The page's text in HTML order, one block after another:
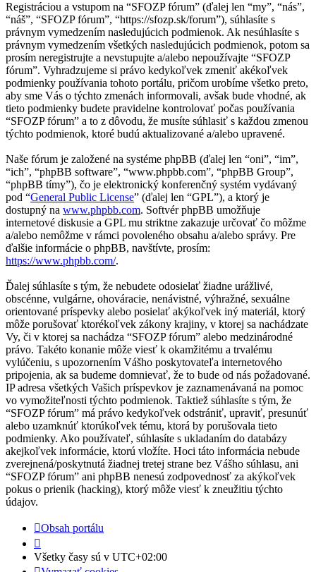
Registráciou a vstupom na “SFOZP fórum” (ďalej len “my”, “nás”,
“náš”, “SFOZP fórum”, “https://sfozp.sk/forum”), súhlasíte s
právnym vymedzením nasledujúcich podmienok. Ak nesúhlasíte s
právnym vymedzením všetkých nasledujúcich podmienok, potom sa
prosím neregistrujte a nevstupujte a/alebo nepoužívajte “SFOZP
fórum”. Vyhradzujeme si právo kedykoľvek zmeniť akékoľvek
podmienky používania tohoto portálu, pričom urobíme všetko preto,
aby sme Vás o týchto zmenách informovali, avšak bude vhodné, ak
tieto podmienky budete pravidelne kontrolovať počas používania
“SFOZP fórum” a to z dôvodu, že musíte súhlasiť s každou zmenou
týchto podmienok, ktoré budú aktualizované a/alebo upravené.
Naše fórum je založené na systéme phpBB (ďalej len “oni”, “im”,
“ich”, “phpBB software”, “www.phpbb.com”, “phpBB Group”,
“phpBB tímy”), čo je elektronický konferenčný systém vydávaný
pod “General Public License” (ďalej len “GPL”), a ktorý je
dostupný na www.phpbb.com. Softvér phpBB umožňuje
internetové diskusie a GPL mu striktne zakazuje určovať čo môžme
a/alebo nemôžme v rámci povoleného obsahu a/alebo správy. Pre
ďalšie informácie o phpBB, navštívte, prosím:
https://www.phpbb.com/.
Ďalej súhlasíte s tým, že nebudete odosielať žiadne urážlivé,
obscénne, vulgárne, ohováracie, nenávistné, výhražné, sexuálne
orientované príspevky alebo posielať akýkoľvek iný materiál, ktorý
môže porušovať ktorékoľvek zákony krajiny, v ktorej sa nachádzate
Vy, či v ktorej sa nachádza “SFOZP fórum” alebo medzinárodné
právo. Takéto konanie môže viesť k okamžitému a trvalému
vylúčeniu, s upozornením Vášho poskytovateľa internetového
pripojenia, ak sa budeme domnievať, že to bude od nás požadované.
IP adresa všetkých Vašich príspevkov je zaznamenávaná na pomoc
vo vymožiteľnosti týchto podmienok. Taktiež súhlasíte s tým, že
“SFOZP fórum” má právo kedykoľvek odstrániť, upraviť, presunúť
alebo uzamknúť ktorúkoľvek tému, ktorá by porušovala tieto
podmienky. Ako používateľ, súhlasíte s ukladaním do databázy
akejkoľvek informácie, ktorú vložíte. Hoci táto informácia nebude
zverejnená/poskytnutá žiadnej tretej strane bez Vášho súhlasu, ani
“SFOZP fórum” ani phpBB nenesú zodpovednosť za akýkoľvek
pokus o prienik (hacking), ktorý môže viesť k zneužitiu týchto
údajov.
Obsah portálu
Všetky časy sú v UTC+02:00